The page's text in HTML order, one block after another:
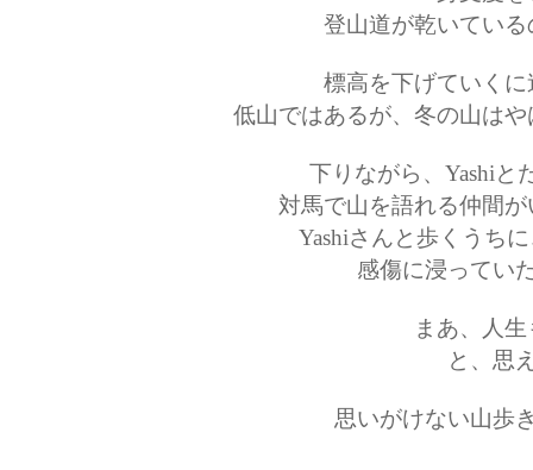
登山道が乾いてい
標高を下げていく
低山ではあるが、冬の山は
下りながら、Yashiと
対馬で山を語れる仲間
Yashiさんと歩くうち
感傷に浸ってい
まあ、人
と、思
思いがけない山歩